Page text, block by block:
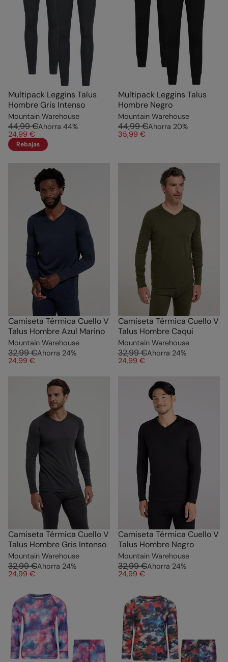
Multipack Leggins Talus
Hombre Gris Intenso
Mountain Warehouse
44,99 €Ahorra 44%
24,99 €
Rebajas
Multipack Leggins Talus
Hombre Negro
Mountain Warehouse
44,99 €Ahorra 20%
35,99 €
Camiseta Térmica Cuello V
Talus Hombre Azul Marino
Mountain Warehouse
32,99 €Ahorra 24%
24,99 €
Camiseta Térmica Cuello V
Talus Hombre Caqui
Mountain Warehouse
32,99 €Ahorra 24%
24,99 €
Camiseta Térmica Cuello V
Talus Hombre Gris Intenso
Mountain Warehouse
32,99 €Ahorra 24%
24,99 €
Camiseta Térmica Cuello V
Talus Hombre Negro
Mountain Warehouse
32,99 €Ahorra 24%
24,99 €